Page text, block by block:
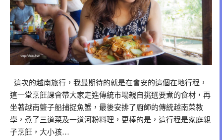
這次的越南旅行，我最期待的就是在會安的這個在地行程，
這一堂烹飪課會帶大家走進傳統市場親自挑選要煮的食材，再
坐著越南籃子船捕捉魚蟹，最後安排了廚師的傳統越南菜教
學，煮了三道菜及一道河粉料理，更棒的是，這行程是家庭親
子烹飪，大小孩…